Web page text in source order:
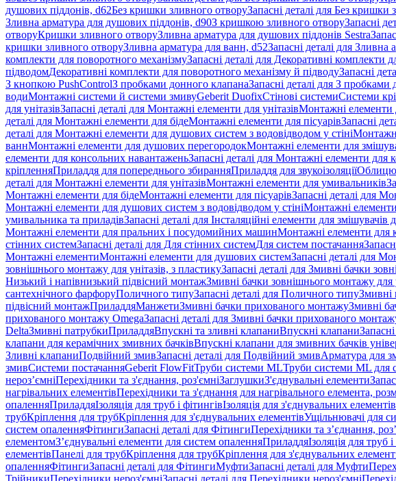
душових піддонів, d62Без кришки зливного отворуЗапасні деталі для Без кришки
Зливна арматура для душових піддонів, d90З кришкою зливного отворуЗапасні
отворуКришки зливного отворуЗливна арматура для душових піддонів Sestra
кришки зливного отворуЗливна арматура для ванн, d52Запасні деталі для Зливна
комплекти для поворотного механізмуЗапасні деталі для Декоративні комплекти
підводомДекоративні комплекти для поворотного механізму й підводуЗапасні
З кнопкою PushControlЗ пробками донного клапанаЗапасні деталі для З пробками
водиМонтажні системи й системи змивуGeberit DuofixСтінові системиСистеми
для унітазівЗапасні деталі для Монтажні елементи для унітазівМонтажні елементи
деталі для Монтажні елементи для бідеМонтажні елементи для пісуарівЗапасні
деталі для Монтажні елементи для душових систем з водовідводом у стіні
ваннМонтажні елементи для душових перегородокМонтажні елементи для
елементи для консольних навантаженьЗапасні деталі для Монтажні елементи для
кріпленняПриладдя для попереднього збиранняПриладдя для звукоізоляції
деталі для Монтажні елементи для унітазівМонтажні елементи для умивальників
Монтажні елементи для бідеМонтажні елементи для пісуарівЗапасні деталі для
Монтажні елементи для душових систем з водовідводом у стініМонтажні
умивальника та приладівЗапасні деталі для Інсталяційні елементи для
Монтажні елементи для пральних і посудомийних машинМонтажні елементи для
стінних системЗапасні деталі для Для стінних системДля систем постачання
Монтажні елементиМонтажні елементи для душових системЗапасні деталі для
зовнішнього монтажу для унітазів, з пластикуЗапасні деталі для Змивні бачки
Низький і напівнизький підвісний монтажЗмивні бачки зовнішнього монтажу для
сантехнічного фарфоруПоличного типуЗапасні деталі для Поличного типуЗмивні
підвісний монтажПриладдяМанжетиЗмивні бачки прихованого монтажуЗмивні
прихованого монтажу OmegaЗапасні деталі для Змивні бачки прихованого
DeltaЗмивні патрубкиПриладдяВпускні та зливні клапаниВпускні клапани
клапани для керамічних змивних бачківВпускні клапани для змивних бачків
Зливні клапаниПодвійний змивЗапасні деталі для Подвійний змивАрматура для
змивСистеми постачанняGeberit FlowFitТруби системи MLТруби системи ML для
нероз’ємніПерехідники та з'єднання, роз'ємніЗаглушкиЗ'єднувальні елементи
нагрівальних елементівПерехідники та з'єднання для нагрівального елемента,
опаленняПриладдяІзоляція для труб і фітингівІзоляція для з'єднувальних елементів
трубКріплення для трубКріплення для з'єднувальних елементівУщільнювачі для
систем опаленняФітингиЗапасні деталі для ФітингиПерехідники та з’єднання,
елементомЗ’єднувальні елементи для систем опаленняПриладдяІзоляція для труб
елементівПанелі для трубКріплення для трубКріплення для з'єднувальних
опаленняФітингиЗапасні деталі для ФітингиМуфтиЗапасні деталі для Муфти
ТрійникиПерехідники нероз'ємніЗапасні деталі для Перехідники нероз'ємні